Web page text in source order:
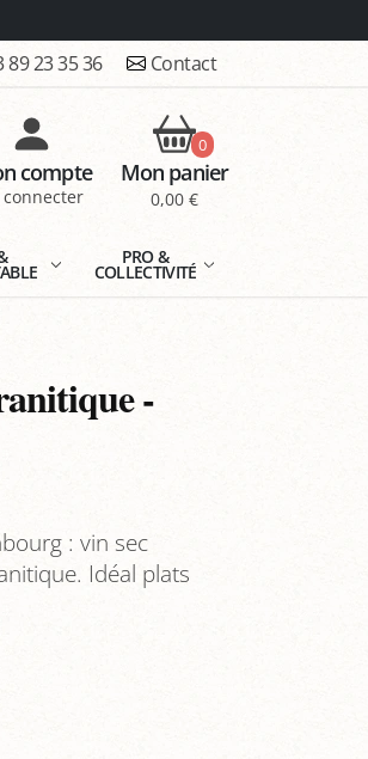
89 23 35 36 Contact
compte
connecter
0
Mon panier
0,00 €
PRO &
COLLECTIVITÉ
-
: vin sec
Idéal plats